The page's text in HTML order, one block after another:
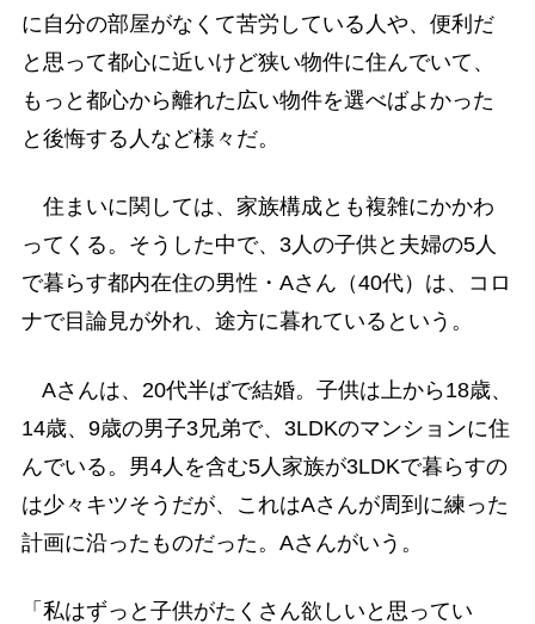
に自分の部屋がなくて苦労している人や、便利だ
と思って都心に近いけど狭い物件に住んでいて、
もっと都心から離れた広い物件を選べばよかった
と後悔する人など様々だ。
住まいに関しては、家族構成とも複雑にかかわ
ってくる。そうした中で、3人の子供と夫婦の5人
で暮らす都内在住の男性・Aさん（40代）は、コロ
ナで目論見が外れ、途方に暮れているという。
Aさんは、20代半ばで結婚。子供は上から18歳、
14歳、9歳の男子3兄弟で、3LDKのマンションに住
んでいる。男4人を含む5人家族が3LDKで暮らすの
は少々キツそうだが、これはAさんが周到に練った
計画に沿ったものだった。Aさんがいう。
「私はずっと子供がたくさん欲しいと思ってい